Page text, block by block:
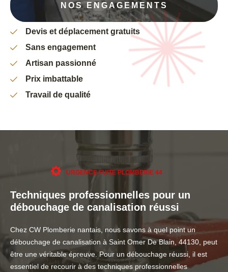
NOS ENGAGEMENTS
Devis et déplacement gratuits
Sans engagement
Artisan passionné
Prix imbattable
Travail de qualité
URGENCE FUITE PLOMBERIE 44
Techniques professionnelles pour un
débouchage de canalisation réussi
Chez CW Plomberie nantais, nous savons à quel point un
débouchage de canalisation à Saint Omer De Blain, 44130, peut
être une véritable épreuve. Pour un débouchage réussi, il est
essentiel de recourir à des techniques professionnelles